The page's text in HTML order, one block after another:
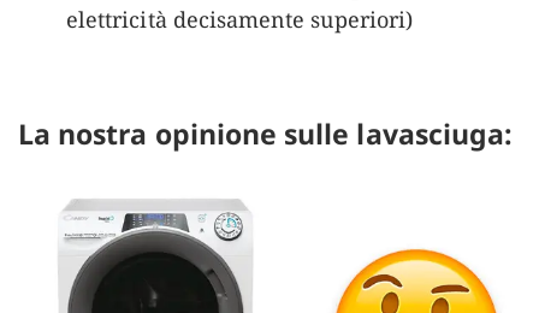
elettricità decisamente superiori)
La nostra opinione sulle lavasciuga: